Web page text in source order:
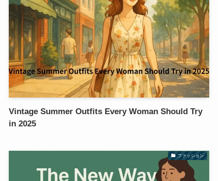
Vintage Summer Outfits Every Woman Should Try
in 2025
ファッション